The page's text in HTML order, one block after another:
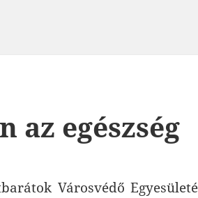
az egészség
Városvédő